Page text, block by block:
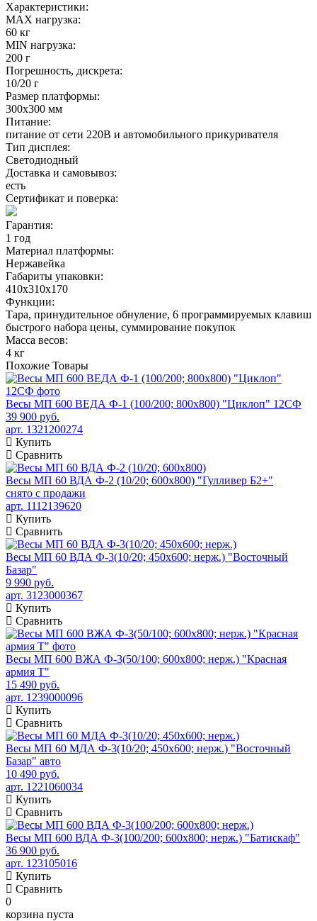
Характеристики:
MAX нагрузка:
60 кг
MIN нагрузка:
200 г
Погрешность, дискрета:
10/20 г
Размер платформы:
300х300 мм
Питание:
питание от сети 220В и автомобильного прикуривателя
Тип дисплея:
Светодиодный
Доставка и самовывоз:
есть
Сертификат и поверка:
Гарантия:
1 год
Материал платформы:
Нержавейка
Габариты упаковки:
410х310х170
Функции:
Тара, принудительное обнуление, 6 программируемых клавиш
быстрого набора цены, суммирование покупок
Масса весов:
4 кг
Похожие Товары
Весы МП 600 ВЕДА Ф-1 (100/200; 800х800) "Циклоп" 12СФ
39 900 руб.
арт. 1321200274
Купить
Сравнить
Весы МП 60 ВДА Ф-2 (10/20; 600х800) "Гулливер Б2+"
снято с продажи
арт. 1112139620
Купить
Сравнить
Весы МП 60 ВДА Ф-3(10/20; 450х600; нерж.) "Восточный
Базар"
9 990 руб.
арт. 3123000367
Купить
Сравнить
Весы МП 600 ВЖА Ф-3(50/100; 600х800; нерж.) "Красная
армия Т"
15 490 руб.
арт. 1239000096
Купить
Сравнить
Весы МП 60 МДА Ф-3(10/20; 450х600; нерж.) "Восточный
Базар" авто
10 490 руб.
арт. 1221060034
Купить
Сравнить
Весы МП 600 ВДА Ф-3(100/200; 600х800; нерж.) "Батискаф"
36 900 руб.
арт. 123105016
Купить
Сравнить
0
корзина пуста